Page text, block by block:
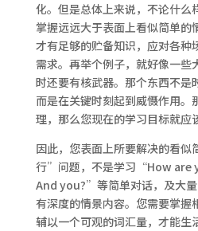
化。但是总体上来说，不论什
掌握远远大于表面上看似简单的
才有足够的贮备知识，应对各种
需求。再举个例子，就好像一些
时还要有核武器。那个东西不是
而是在关键时刻起到威慑作用。
理，那么您现在的学习目标就应
因此，您表面上所要解决的看
行”问题，不是学习“How are
And you?”等简单对话，及大
有深度的情景内容。您需要掌握
辅以一个可观的词汇量，才能生